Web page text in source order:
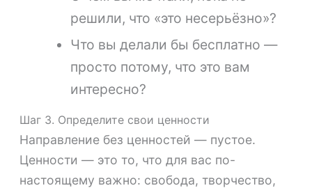
решили, что «это несерьёзно»?
Что вы делали бы бесплатно —
просто потому, что это вам
интересно?
Шаг 3. Определите свои ценности
Направление без ценностей — пустое.
Ценности — это то, что для вас по-
настоящему важно: свобода, творчество,